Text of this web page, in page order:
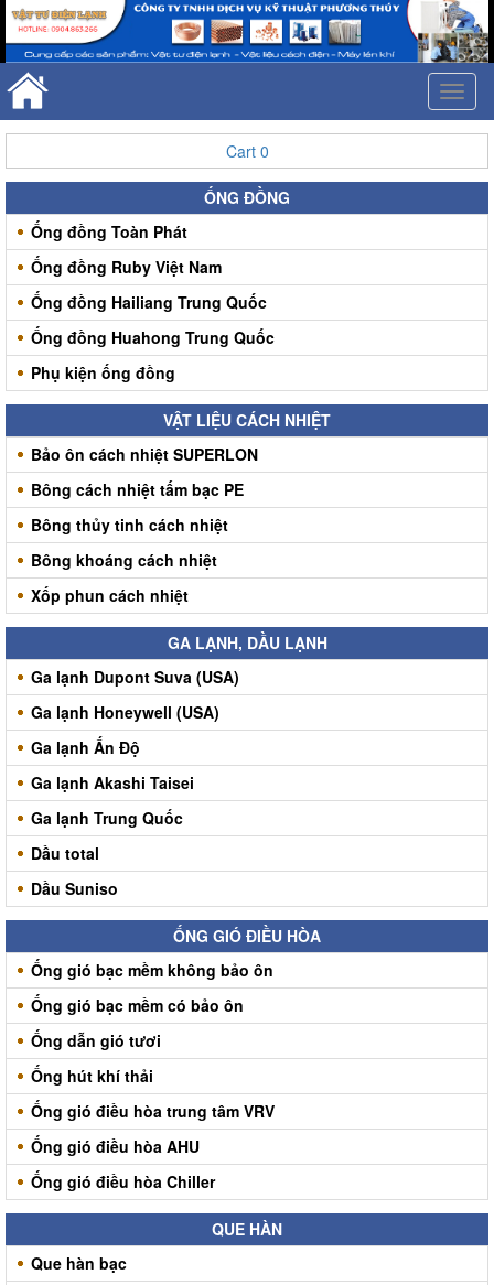
Cart 0
ỐNG ĐỒNG
Ống đồng Toàn Phát
Ống đồng Ruby Việt Nam
Ống đồng Hailiang Trung Quốc
Ống đồng Huahong Trung Quốc
Phụ kiện ống đồng
VẬT LIỆU CÁCH NHIỆT
Bảo ôn cách nhiệt SUPERLON
Bông cách nhiệt tấm bạc PE
Bông thủy tinh cách nhiệt
Bông khoáng cách nhiệt
Xốp phun cách nhiệt
GA LẠNH, DẦU LẠNH
Ga lạnh Dupont Suva (USA)
Ga lạnh Honeywell (USA)
Ga lạnh Ấn Độ
Ga lạnh Akashi Taisei
Ga lạnh Trung Quốc
Dầu total
Dầu Suniso
ỐNG GIÓ ĐIỀU HÒA
Ống gió bạc mềm không bảo ôn
Ống gió bạc mềm có bảo ôn
Ống dẫn gió tươi
Ống hút khí thải
Ống gió điều hòa trung tâm VRV
Ống gió điều hòa AHU
Ống gió điều hòa Chiller
QUE HÀN
Que hàn bạc